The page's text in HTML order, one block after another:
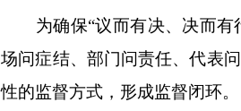
为确保“议而有决、决而有
场问症结、部门问责任、代表
性的监督方式，形成监督闭环。